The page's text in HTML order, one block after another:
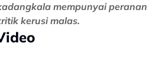
mempunyai peranan
kerusi malas.